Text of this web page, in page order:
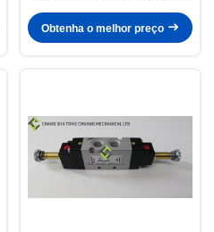
Obtenha o melhor preço